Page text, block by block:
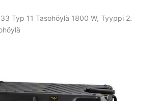
Typ 11 Tasohöylä 1800 W, Tyyppi 2.